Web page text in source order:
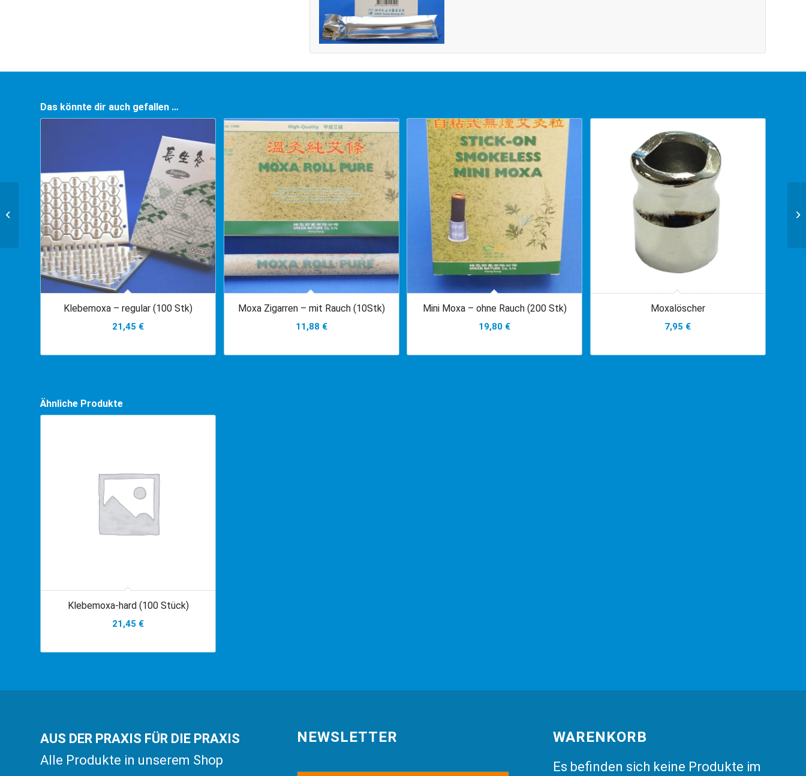
Das könnte dir auch gefallen …
Klebemoxa – regular (100 Stk)
21,45 €
Moxa Zigarren – mit Rauch (10Stk)
11,88 €
Mini Moxa – ohne Rauch (200 Stk)
19,80 €
Moxalöscher
7,95 €
Ähnliche Produkte
Klebemoxa-hard (100 Stück)
21,45 €
AUS DER PRAXIS FÜR DIE PRAXIS
Alle Produkte in unserem Shop
NEWSLETTER WARENKORB
Es befinden sich keine Produkte im
Moxalöscher